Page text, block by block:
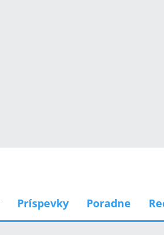
Príspevky Poradne